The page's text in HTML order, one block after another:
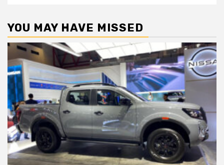
YOU MAY HAVE MISSED